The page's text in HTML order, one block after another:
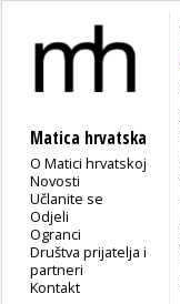
Matica hrvatska
O Matici hrvatskoj
Novosti
Učlanite se
Odjeli
Ogranci
Društva prijatelja i
partneri
Kontakt